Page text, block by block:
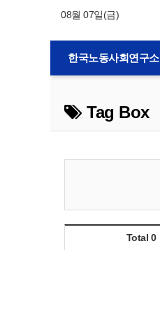
08월 07일(금)
한국노동사회연구소
Tag Box
Total 0